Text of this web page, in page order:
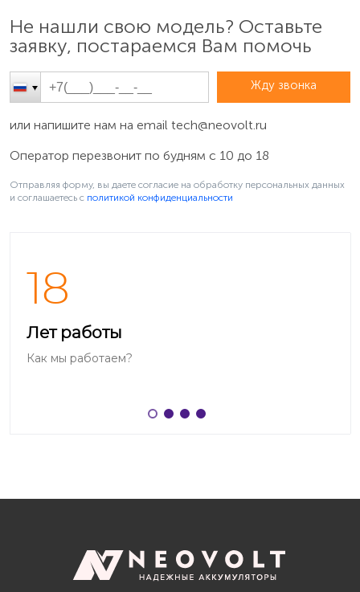
Не нашли свою модель? Оставьте
заявку, постараемся Вам помочь
Жду звонка
или напишите нам на email tech@neovolt.ru
Оператор перезвонит по будням с 10 до 18
Отправляя форму, вы даете согласие на обработку персональных данных
и соглашаетесь c политикой конфиденциальности
18
Лет работы
Как мы работаем?